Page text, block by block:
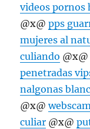
videos pornos
@x@pps
mujeres al
culiando
penetradas
nalgonas
@x@
culiar @x@